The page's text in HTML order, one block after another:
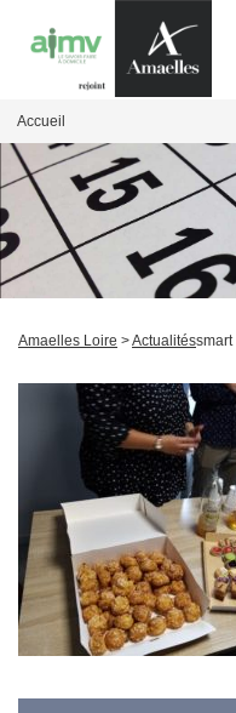
Amaelles Loire >Actualitéssmart